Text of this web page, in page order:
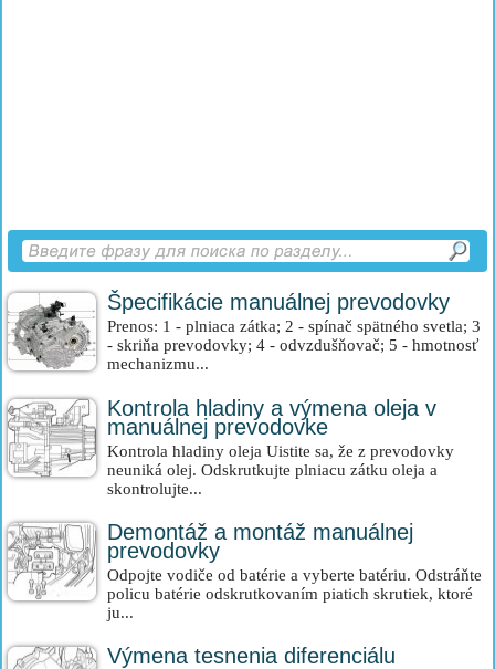
Špecifikácie manuálnej prevodovky
Prenos: 1 - plniaca zátka; 2 - spínač spätného svetla; 3
- skriňa prevodovky; 4 - odvzdušňovač; 5 - hmotnosť
mechanizmu...
Kontrola hladiny a výmena oleja v
manuálnej prevodovke
Kontrola hladiny oleja Uistite sa, že z prevodovky
neuniká olej. Odskrutkujte plniacu zátku oleja a
skontrolujte...
Demontáž a montáž manuálnej
prevodovky
Odpojte vodiče od batérie a vyberte batériu. Odstráňte
policu batérie odskrutkovaním piatich skrutiek, ktoré
ju...
Výmena tesnenia diferenciálu